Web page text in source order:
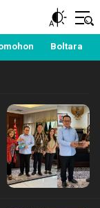
Politik,
NasionalBoltara